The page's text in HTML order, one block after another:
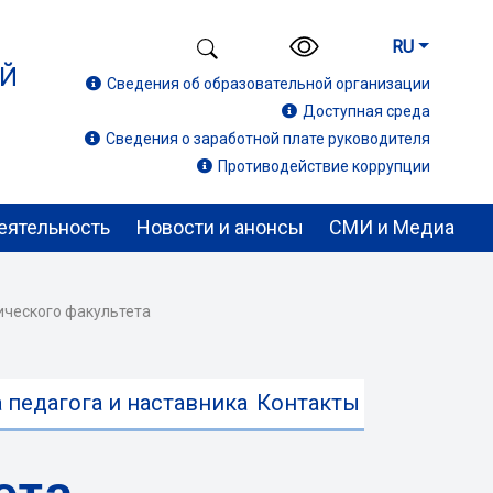
RU
Сведения об образовательной организации
Доступная среда
Сведения о заработной плате руководителя
Противодействие коррупции
Новости и анонсы СМИ и Медиа
факультета
и наставника Контакты